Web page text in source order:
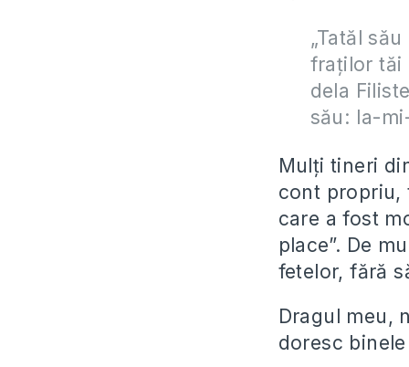
„Tatăl
fraților tăi
dela
său: Ia-
Mulți tineri
cont propriu,
care a fost
place”. De
fetelor, fără
Dragul meu,
doresc